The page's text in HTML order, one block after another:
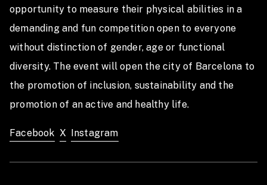
clasificarán directamente en la final de
Wodcelona.Tendrán que elegir si competir en las
categorías ÉLITE/RX o SCALED/INTERMEDIO y
final. Se incluyen en equipos los Masters +120.
opportunity to measure their physical abilities in a
demanding and fun competition open to everyone
without distinction of gender, age or functional
diversity. The event will open the city of Barcelona to
the promotion of inclusion, sustainability and the
promotion of an active and healthy life.
Facebook X Instagram